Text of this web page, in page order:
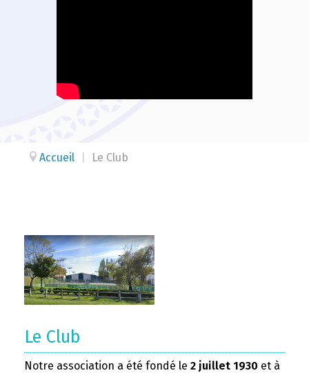
Accueil Le Club
Le Club
Notre association a été fondé le 2 juillet 1930 et à